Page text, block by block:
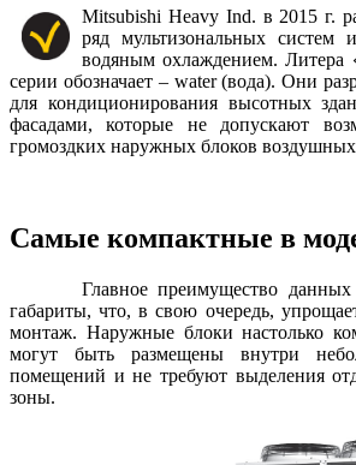
Mitsubishi Heavy Ind. в 2015 г.
ряд мультизональных систем
водяным охлаждением. Литера
серии обозначает – water (вода). Они
для кондиционирования высотных
фасадами, которые не допускают
громоздких наружных блоков
Самые компактные в
Главное преимущество
габариты, что, в свою очередь,
монтаж. Наружные блоки настолько
могут быть размещены внутри
помещений и не требуют выделения
зоны.